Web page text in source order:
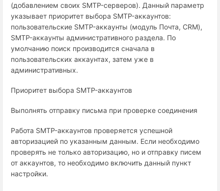
(добавлением своих SMTP-серверов). Данный параметр
указывает приоритет выбора SMTP-аккаунтов:
пользовательские SMTP-аккаунты (модуль Почта, CRM),
SMTP-аккаунты административного раздела. По
умолчанию поиск производится сначала в
пользовательских аккаунтах, затем уже в
административных.
Приоритет выбора SMTP-аккаунтов
Выполнять отправку письма при проверке соединения
Работа SMTP-аккаунтов проверяется успешной
авторизацией по указанным данным. Если необходимо
проверять не только авторизацию, но и отправку писем
от аккаунтов, то необходимо включить данный пункт
настройки.